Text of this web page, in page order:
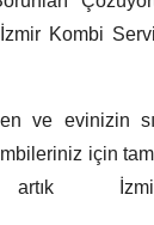
İzmir Kombi
ve evinizin
için
artık